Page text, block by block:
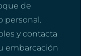
de
personal.
y contacta
embarcación